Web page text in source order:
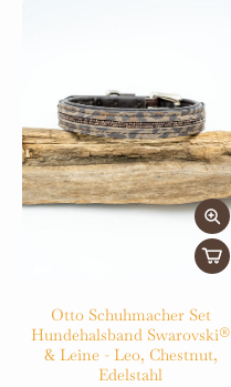
Otto Schuhmacher Set
Hundehalsband Swarovski®
& Leine - Leo, Chestnut,
Edelstahl